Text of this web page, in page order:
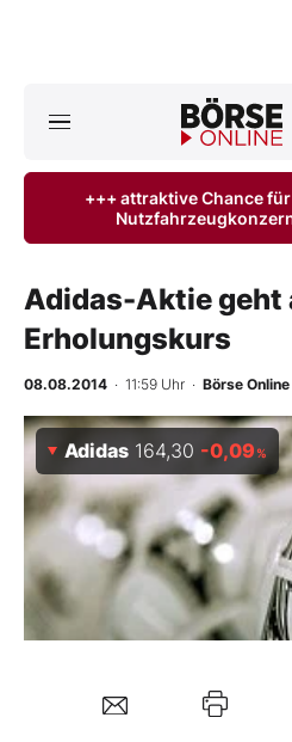
ktuelle Ausgabe
Anlageprodukte
Finanz-Check
BO-Musterdepots
Experten
Mein B:O
+++ attraktive Chance
Adidas-Aktie geht
Erholungskurs
08.08.2014 · 11:59 Uhr · Börse
Adidas 164,30 -0,09%